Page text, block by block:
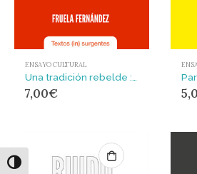
Alternar alto contraste
ENSAYO CULTURAL
7,00€